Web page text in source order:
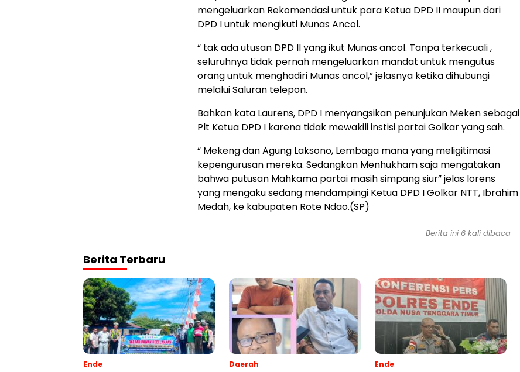
mengeluarkan Rekomendasi untuk para Ketua DPD II maupun dari
DPD I untuk mengikuti Munas Ancol.
“ tak ada utusan DPD II yang ikut Munas ancol. Tanpa terkecuali ,
seluruhnya tidak pernah mengeluarkan mandat untuk mengutus
orang untuk menghadiri Munas ancol,” jelasnya ketika dihubungi
melalui Saluran telepon.
Bahkan kata Laurens, DPD I menyangsikan penunjukan Meken sebagai
Plt Ketua DPD I karena tidak mewakili instisi partai Golkar yang sah.
“ Mekeng dan Agung Laksono, Lembaga mana yang meligitimasi
kepengurusan mereka. Sedangkan Menhukham saja mengatakan
bahwa putusan Mahkama partai masih simpang siur” jelas lorens
yang mengaku sedang mendampingi Ketua DPD I Golkar NTT, Ibrahim
Medah, ke kabupaten Rote Ndao.(SP)
Berita ini 6 kali dibaca
Berita Terbaru
Ende Daerah Ende